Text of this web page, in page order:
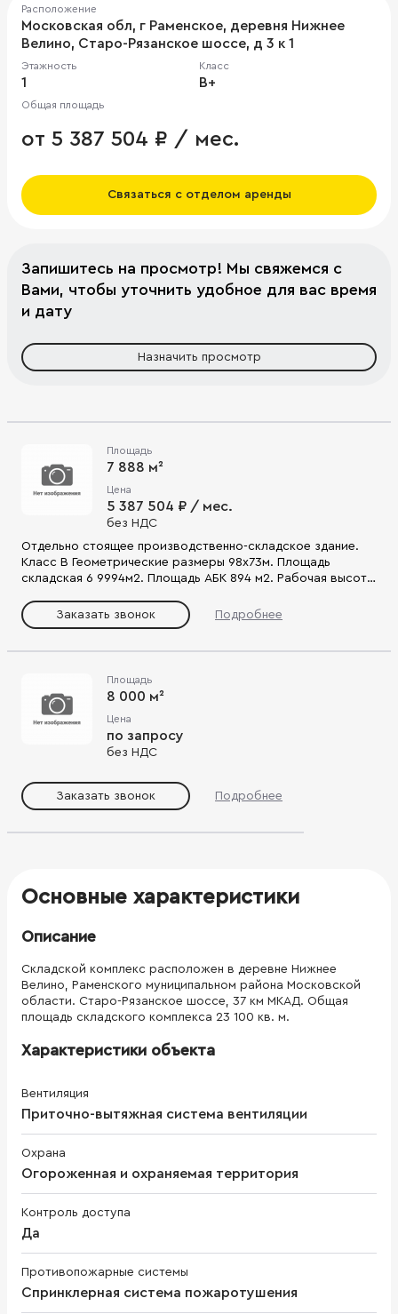
Расположение
Московская обл, г Раменское, деревня Нижнее
Велино, Старо-Рязанское шоссе, д 3 к 1
Этажность
1
Класс
B+
Общая площадь
от 5 387 504 ₽ / мес.
Связаться с отделом аренды
Запишитесь на просмотр! Мы свяжемся с
Вами, чтобы уточнить удобное для вас время
и дату
Назначить просмотр
Площадь
7 888 м²
Цена
5 387 504 ₽ / мес.
без НДС
Отдельно стоящее производственно-складское здание.
Класс В Геометрические размеры 98х73м. Площадь
складская 6 9994м2. Площадь АБК 894 м2. Рабочая высота
на полы в складской зоне 6 т/м2. Полы бетонные с
обеспыленным покрытием. Приточно-вытяжная вентиляция
Электричество 500 кВт 8 доков под углом 45гр. Перед
зданием асфальтированная площадка. Территория
огражденная. МКАД - 38км ЦКАД А113 - 14км Бетонка А107 -
5км
Заказать звонок Подробнее
Площадь
8 000 м²
Цена
по запросу
без НДС
Заказать звонок Подробнее
Основные характеристики
Описание
Складской комплекс расположен в деревне Нижнее
Велино, Раменского муниципальном района Московской
области. Старо-Рязанское шоссе, 37 км МКАД. Общая
площадь складского комплекса 23 100 кв. м.
Характеристики объекта
Вентиляция
Приточно-вытяжная система вентиляции
Охрана
Огороженная и охраняемая территория
Контроль доступа
Да
Противопожарные системы
Спринклерная система пожаротушения